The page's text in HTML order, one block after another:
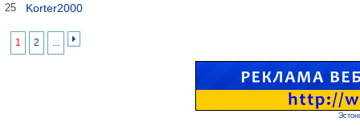
25 Korter2000
1 2